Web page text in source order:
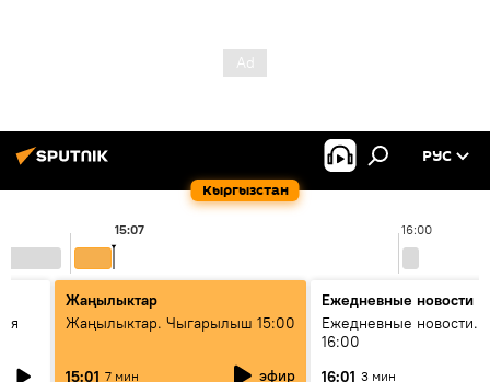
Кыргызстан
РУС
16:00
15:07
Жаңылыктар
Жаңылыктар. Чыгарылыш 15:00
15:01 7 мин эфир
Ежедневные новости
Ежедневные новости.
16:00
16:01 3 мин